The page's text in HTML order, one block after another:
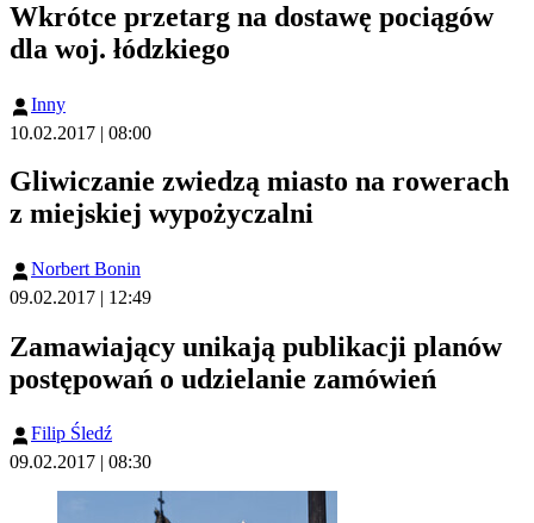
Wkrótce przetarg na dostawę pociągów
dla woj. łódzkiego
Inny
10.02.2017 | 08:00
Gliwiczanie zwiedzą miasto na rowerach
z miejskiej wypożyczalni
Norbert Bonin
09.02.2017 | 12:49
Zamawiający unikają publikacji planów
postępowań o udzielanie zamówień
Filip Śledź
09.02.2017 | 08:30